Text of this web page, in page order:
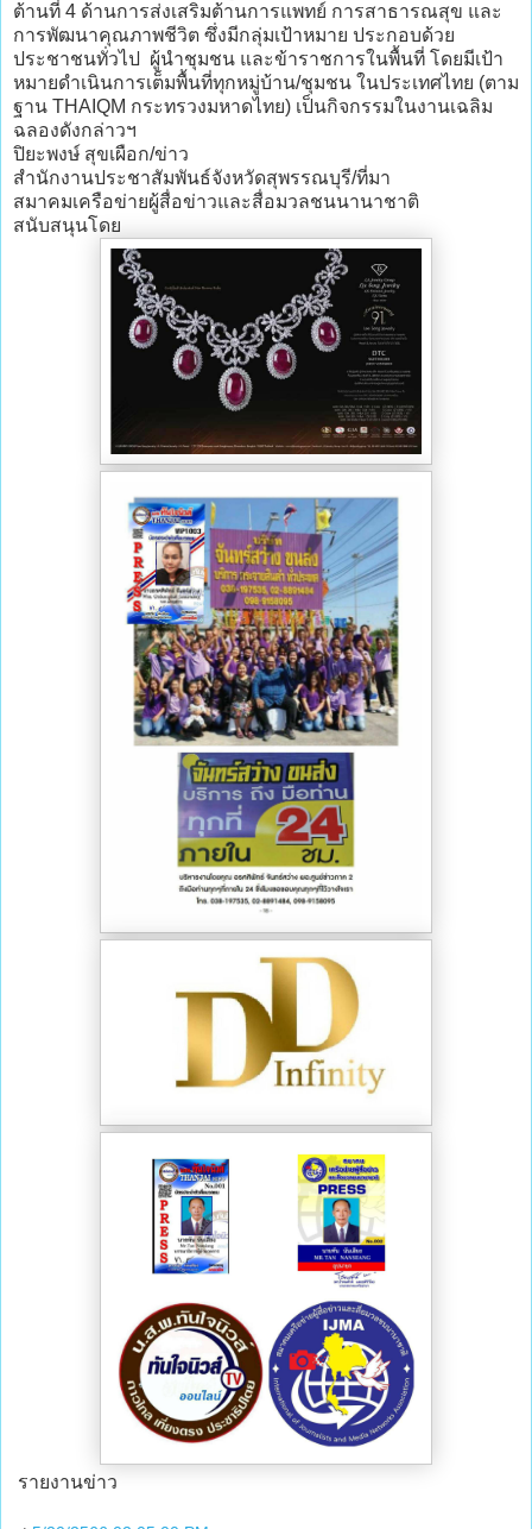
ต้านที่ 4 ด้านการส่งเสริมต้านการแพทย์ การสาธารณสุข และ
การพัฒนาคุณภาพชีวิต ซึ่งมีกลุ่มเป้าหมาย ประกอบด้วย
ประชาชนทั่วไป ผู้นำชุมชน และข้าราชการในพื้นที่ โดยมีเป้า
หมายดำเนินการเต็มพื้นที่ทุกหมู่บ้าน/ชุมชน ในประเทศไทย (ตาม
ฐาน THAIQM กระทรวงมหาดไทย) เป็นกิจกรรมในงานเฉลิม
ฉลองดังกล่าวฯ
ปิยะพงษ์ สุขเผือก/ข่าว
สำนักงานประชาสัมพันธ์จังหวัดสุพรรณบุรี/ที่มา
สมาคมเครือข่ายผู้สื่อข่าวและสื่อมวลชนนานาชาติ
สนับสนุนโดย
รายงานข่าว